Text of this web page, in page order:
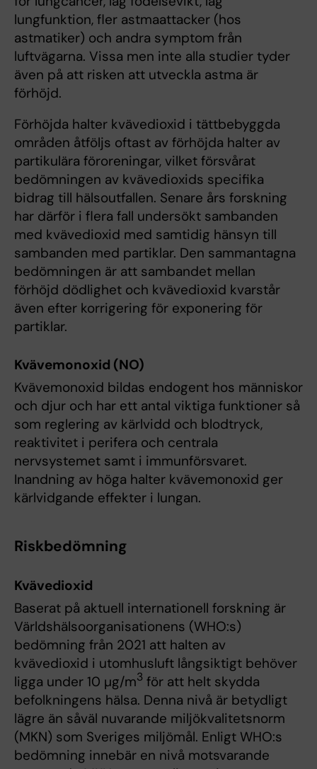
lungfunktion, fler astmaattacker (hos
astmatiker) och andra symptom från
luftvägarna. Vissa men inte alla studier tyder
även på att risken att utveckla astma är
förhöjd.
Förhöjda halter kvävedioxid i tättbebyggda
områden åtföljs oftast av förhöjda halter av
partikulära föroreningar, vilket försvårat
bedömningen av kvävedioxids specifika
bidrag till hälsoutfallen. Senare års forskning
har därför i flera fall undersökt sambanden
med kvävedioxid med samtidig hänsyn till
sambanden med partiklar. Den sammantagna
bedömningen är att sambandet mellan
förhöjd dödlighet och kvävedioxid kvarstår
även efter korrigering för exponering för
partiklar.
Kvävemonoxid (NO)
Kvävemonoxid bildas endogent hos människor
och djur och har ett antal viktiga funktioner så
som reglering av kärlvidd och blodtryck,
reaktivitet i perifera och centrala
nervsystemet samt i immunförsvaret.
Inandning av höga halter kvävemonoxid ger
kärlvidgande effekter i lungan.
Riskbedömning
Kvävedioxid
Baserat på aktuell internationell forskning är
Världshälsoorganisationens (WHO:s)
bedömning från 2021 att halten av
kvävedioxid i utomhusluft långsiktigt behöver
ligga under 10 µg/m3 för att helt skydda
befolkningens hälsa. Denna nivå är betydligt
lägre än såväl nuvarande miljökvalitetsnorm
(MKN) som Sveriges miljömål. Enligt WHO:s
bedömning innebär en nivå motsvarande